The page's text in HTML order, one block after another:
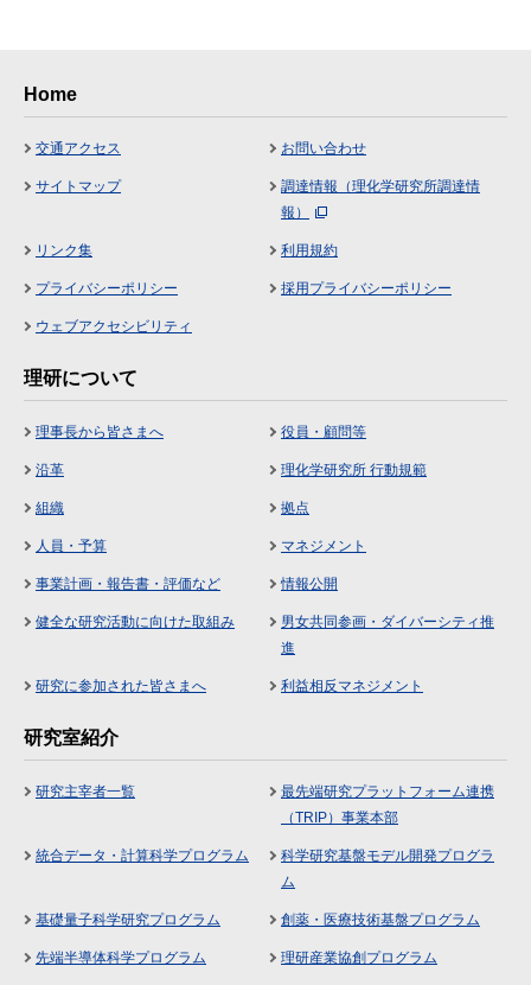
Home
交通アクセス お問い合わせ
サイトマップ
調達情報（理化学研究所調達情
報）
リンク集 利用規約
プライバシーポリシー 採用プライバシーポリシー
ウェブアクセシビリティ
理研について
理事長から皆さまへ 役員・顧問等
沿革 理化学研究所 行動規範
組織 拠点
人員・予算 マネジメント
事業計画・報告書・評価など 情報公開
健全な研究活動に向けた取組み
男女共同参画・ダイバーシティ推
進
研究に参加された皆さまへ 利益相反マネジメント
研究室紹介
研究主宰者一覧
最先端研究プラットフォーム連携
（TRIP）事業本部
統合データ・計算科学プログラム
科学研究基盤モデル開発プログラ
ム
基礎量子科学研究プログラム 創薬・医療技術基盤プログラム
先端半導体科学プログラム 理研産業協創プログラム